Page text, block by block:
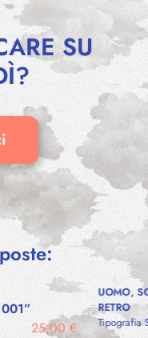
SU
25,00€
UOMO,
RETRO
Tipografia